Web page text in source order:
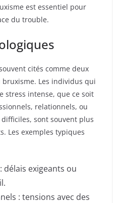
est essentiel pour
du trouble.
cités comme deux
Les individus qui
stress intense, que ce soit
relationnels, ou
sont souvent plus
Les exemples typiques
délais exigeants ou
: tensions avec des